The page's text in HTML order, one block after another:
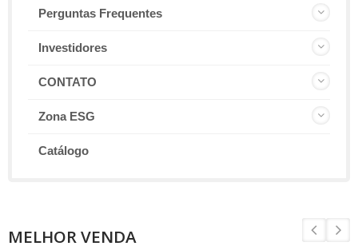
Perguntas Frequentes
Investidores
CONTATO
Zona ESG
Catálogo
MELHOR VENDA